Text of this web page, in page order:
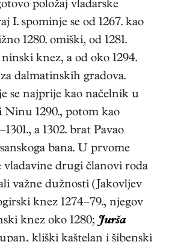
položaj vladarske
I. spominje se od 1267. kao
1280. omiški, od 1281.
knez, a od oko 1294.
dalmatinskih gradova.
se najprije kao načelnik u
Ninu 1290., potom kao
a 1302. brat Pavao
bana. U prvome
drugi članovi roda
važne dužnosti (Jakovljev
knez 1274–79., njegov
knez oko 1280; Jurša
kliški kaštelan i šibenski